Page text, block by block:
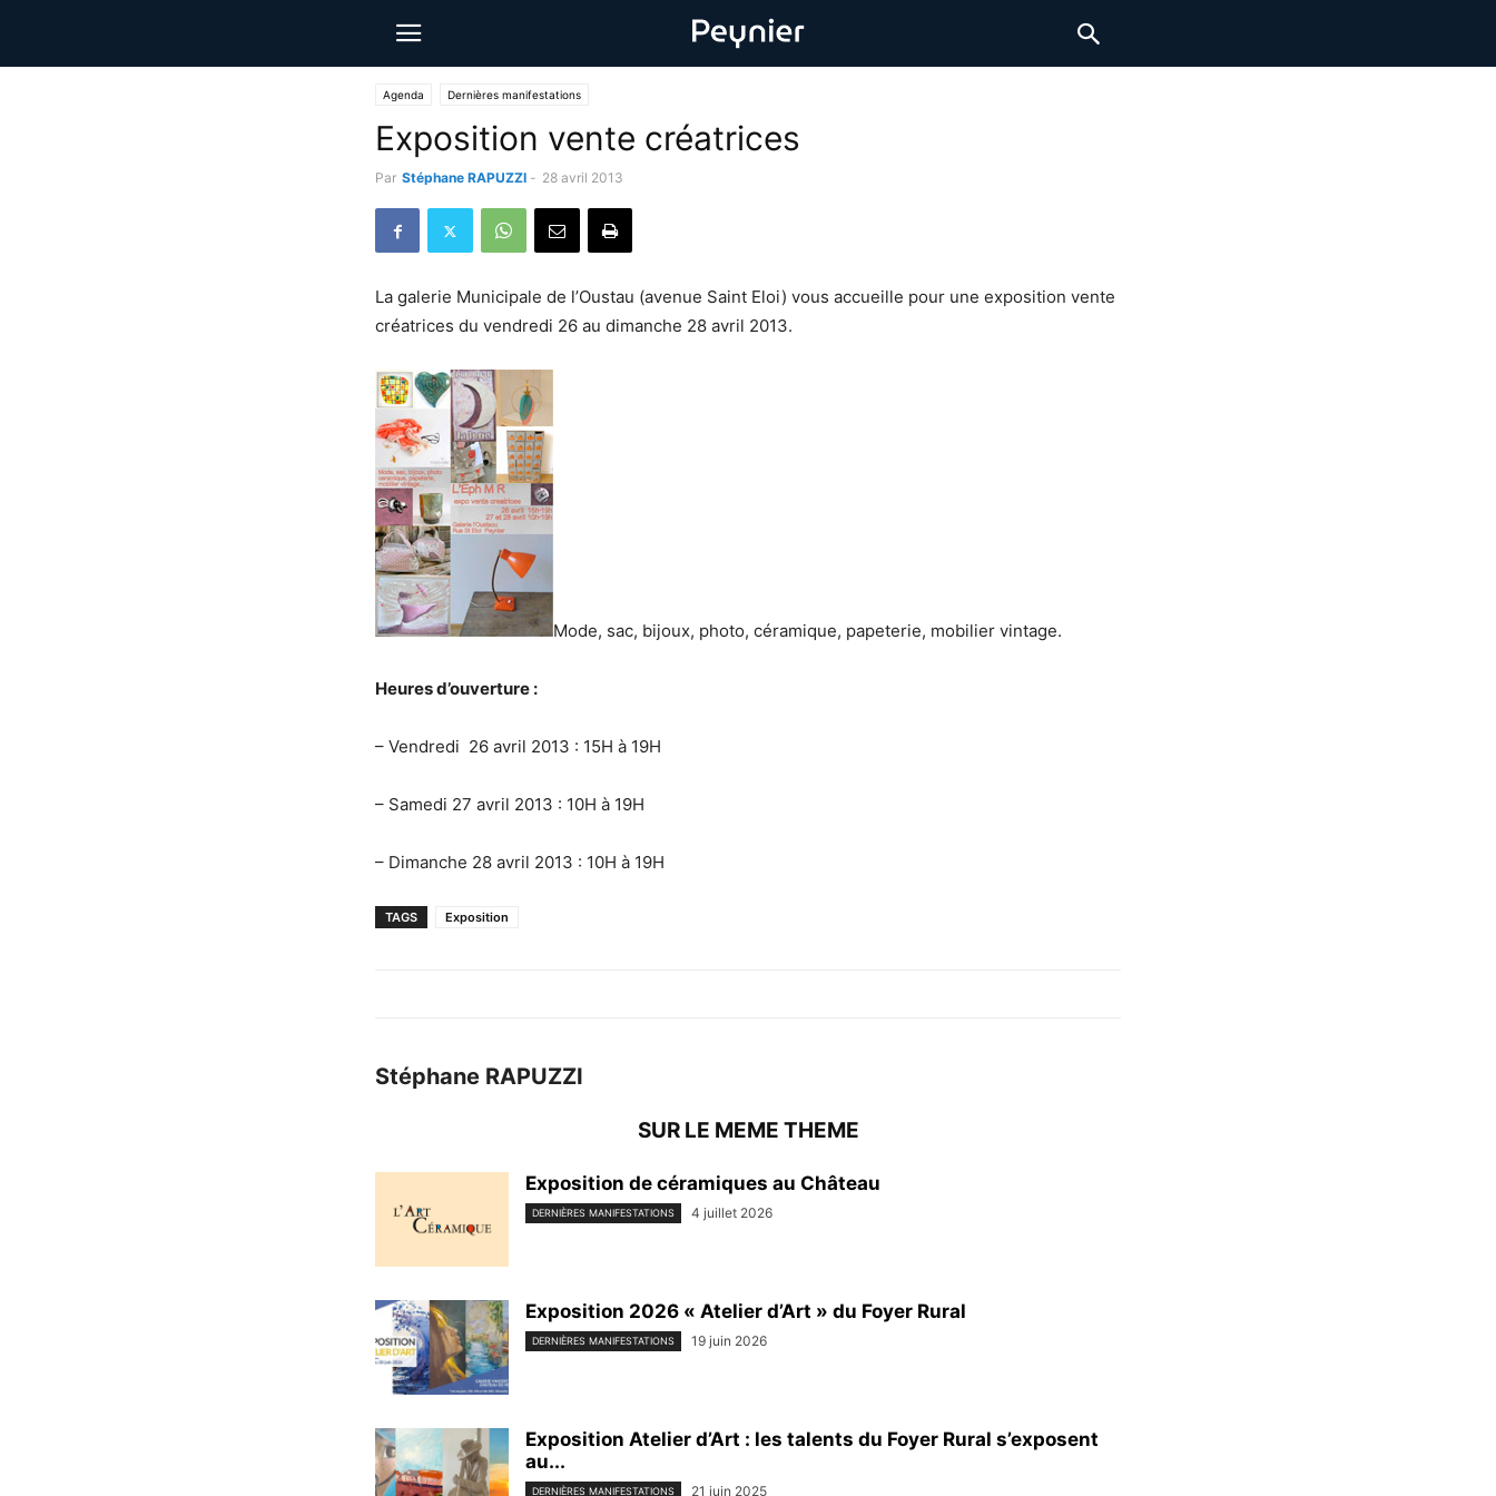
Agenda Dernières manifestations
Exposition vente créatrices
Par Stéphane RAPUZZI - 28 avril 2013
La galerie Municipale de l’Oustau (avenue Saint Eloi) vous accueille pour une exposition vente
créatrices du vendredi 26 au dimanche 28 avril 2013.
Mode, sac, bijoux, photo, céramique, papeterie, mobilier vintage.
Heures d’ouverture :
– Vendredi 26 avril 2013 : 15H à 19H
– Samedi 27 avril 2013 : 10H à 19H
– Dimanche 28 avril 2013 : 10H à 19H
TAGS Exposition
Stéphane RAPUZZI
SUR LE MEME THEME
Exposition de céramiques au Château
DERNIÈRES MANIFESTATIONS 4 juillet 2026
Exposition 2026 « Atelier d’Art » du Foyer Rural
DERNIÈRES MANIFESTATIONS 19 juin 2026
Exposition Atelier d’Art : les talents du Foyer Rural s’exposent
au...
DERNIÈRES MANIFESTATIONS 21 juin 2025